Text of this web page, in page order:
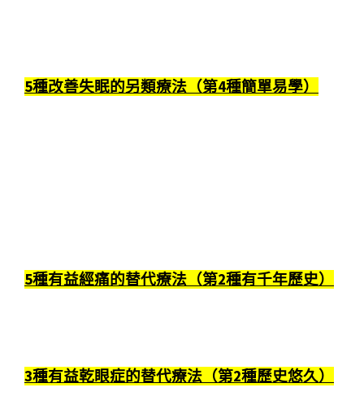
5種改善失眠的另類療法（第4種簡單易學）
5種有益經痛的替代療法（第2種有千年歷史）
3種有益乾眼症的替代療法（第2種歷史悠久）